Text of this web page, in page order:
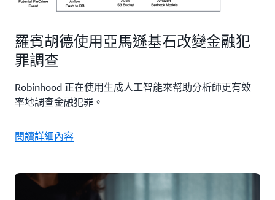
羅賓胡德使用亞馬遜基石改變金融犯
罪調查
Robinhood 正在使用生成人工智能來幫助分析師更有效
率地調查金融犯罪。
閱讀詳細內容